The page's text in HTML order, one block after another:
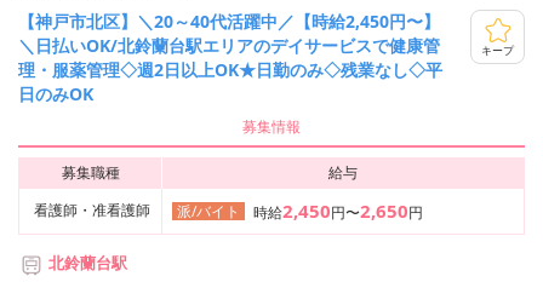
【神戸市北区】＼20～40代活躍中／【時給2,450円〜】
＼日払いOK/北鈴蘭台駅エリアのデイサービスで健康管
理・服薬管理◇週2日以上OK★日勤のみ◇残業なし◇平
日のみOK
キープ
募集情報
募集職種
給与
看護師・准看護師
派/バイト 時給2,450円〜2,650円
北鈴蘭台駅